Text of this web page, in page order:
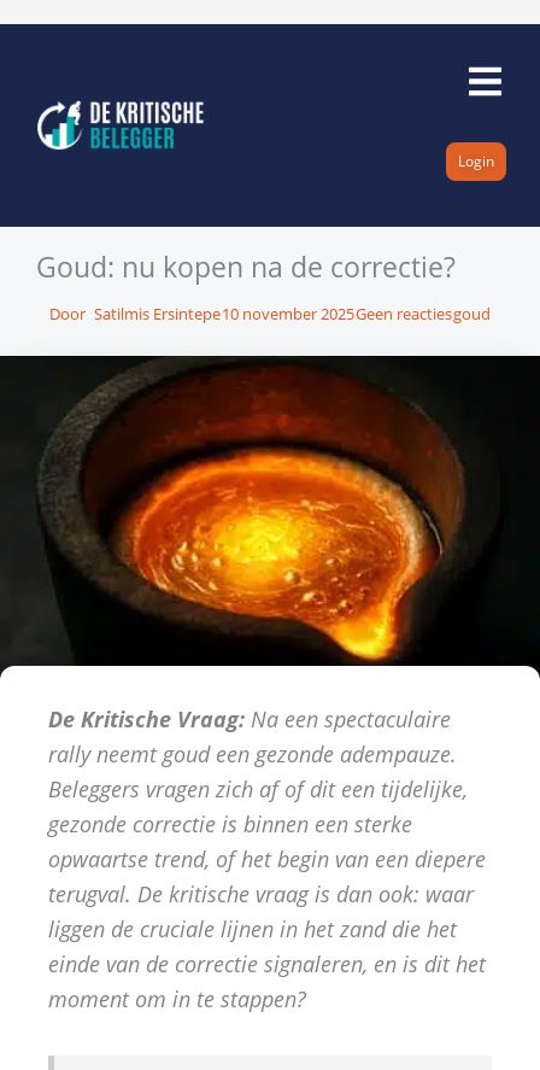
inhoud
Login
Goud: nu kopen na de correctie?
Door Satilmis Ersintepe10 november 2025Geen reactiesgoud
De Kritische Vraag: Na een spectaculaire
rally neemt goud een gezonde adempauze.
Beleggers vragen zich af of dit een tijdelijke,
gezonde correctie is binnen een sterke
opwaartse trend, of het begin van een diepere
terugval. De kritische vraag is dan ook: waar
liggen de cruciale lijnen in het zand die het
einde van de correctie signaleren, en is dit het
moment om in te stappen?